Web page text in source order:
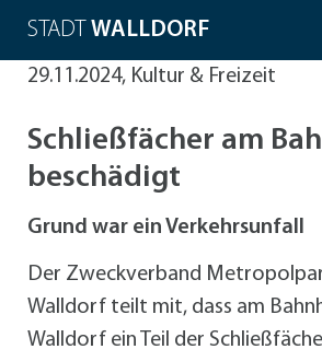
STADT WALLDORF
29.11.2024, Kultur & Freizeit
Schließfächer am
beschädigt
Grund war ein Verkehrsunfall
Der Zweckverband
Walldorf teilt mit, dass am
Walldorf ein Teil der